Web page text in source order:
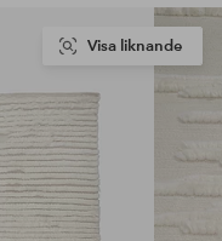
Visa liknande